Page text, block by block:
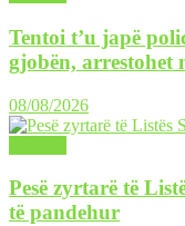
Tentoi t’u japë
gjobën, arrestohet
08/08/2026
Pesë zyrtarë të
të pandehur